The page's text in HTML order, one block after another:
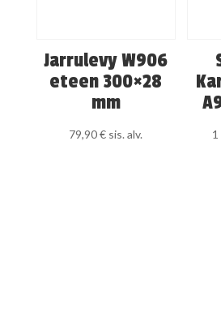
Jarrulevy W906
eteen 300×28
mm
79,90€ sis. alv.